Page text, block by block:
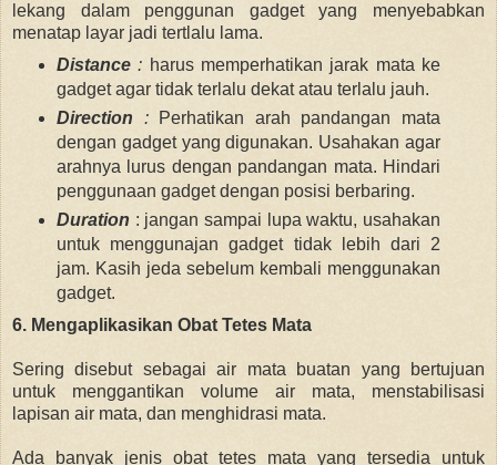
lekang dalam penggunan gadget yang menyebabkan
menatap layar jadi tertlalu lama.
Distance : harus memperhatikan jarak mata ke
gadget agar tidak terlalu dekat atau terlalu jauh.
Direction :Perhatikan arah pandangan mata
dengan gadget yang digunakan. Usahakan agar
arahnya lurus dengan pandangan mata. Hindari
penggunaan gadget dengan posisi berbaring.
Duration : jangan sampai lupa waktu, usahakan
untuk menggunajan gadget tidak lebih dari 2
jam. Kasih jeda sebelum kembali menggunakan
gadget.
6. Mengaplikasikan Obat Tetes Mata
Sering disebut sebagai air mata buatan yang bertujuan
untuk menggantikan volume air mata, menstabilisasi
lapisan air mata, dan menghidrasi mata.
Ada banyak jenis obat tetes mata yang tersedia untuk